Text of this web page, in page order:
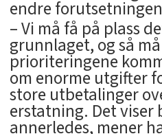
endre
– Vi må få på plass
grunnlaget, og så
prioriteringene
om enorme utgifter
store utbetalinger
erstatning. Det viser
annerledes, mener